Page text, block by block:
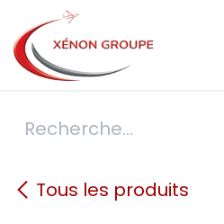
Se rendre au contenu
Tous les produits